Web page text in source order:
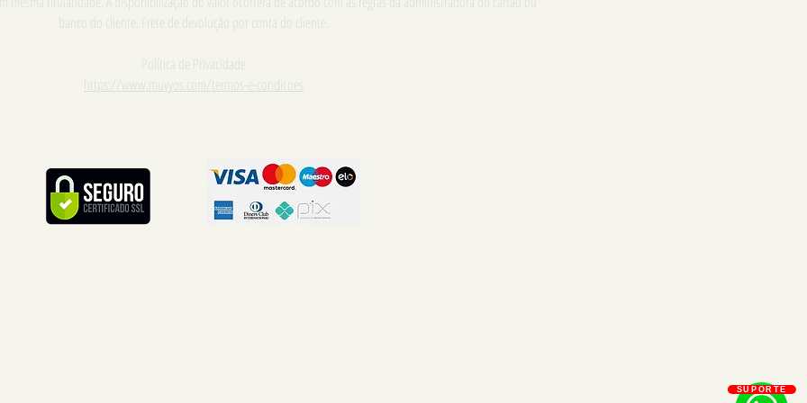
banco do cliente. Frete de devolução por conta do cliente.
Política de Privacidade
https://www.muvyos.com/termos-e-condicoes
SUPORTE